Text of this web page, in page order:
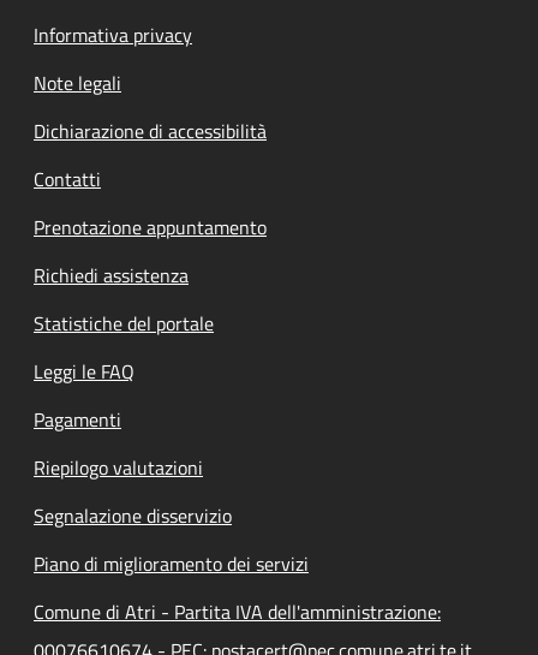
Informativa privacy
Note legali
Dichiarazione di accessibilità
Contatti
Prenotazione appuntamento
Richiedi assistenza
Statistiche del portale
Leggi le FAQ
Pagamenti
Riepilogo valutazioni
Segnalazione disservizio
Piano di miglioramento dei servizi
Comune di Atri - Partita IVA dell'amministrazione: